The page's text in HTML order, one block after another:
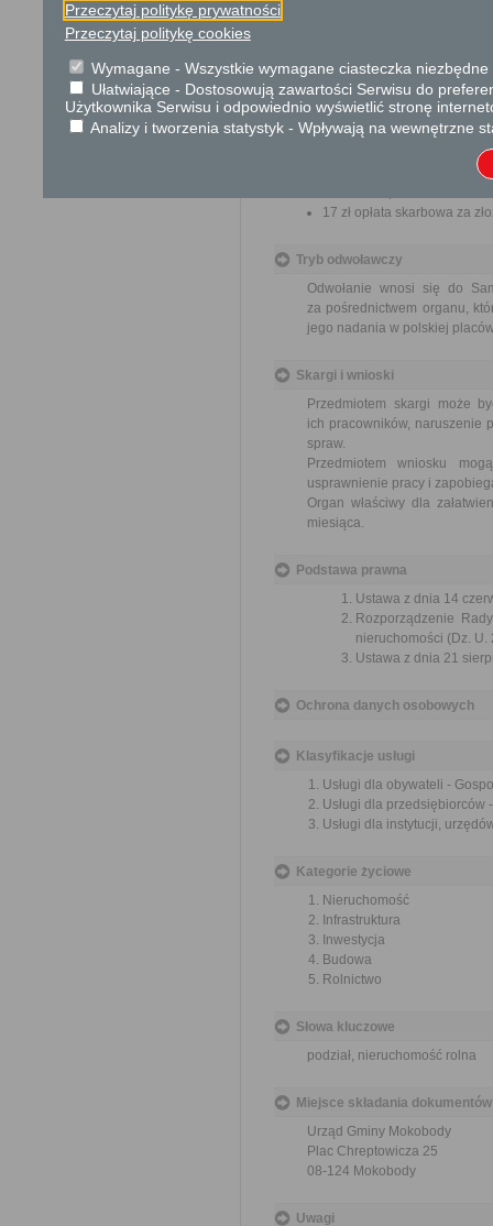
Informacja
Dodatkowe
17 zł opłata skarbowa za
Tryb odwoławczy
Odwołanie wnosi się do
za pośrednictwem organu,
jego nadania w polskiej
Skargi i wnioski
Przedmiotem skargi może
ich pracowników, naruszenie
spraw.
Przedmiotem wniosku
usprawnienie pracy i
Organ właściwy dla
miesiąca.
Podstawa prawna
Ustawa z dnia 14
Rozporządzenie
nieruchomości (Dz. U.
Ustawa z dnia 21
Ochrona danych osobowych
Klasyfikacje usługi
Usługi dla obywateli -
Usługi dla przedsiębiorców
Usługi dla instytucji,
Kategorie życiowe
Nieruchomość
Infrastruktura
Inwestycja
Budowa
Rolnictwo
Słowa kluczowe
podział, nieruchomość rolna
Miejsce składania dokumentów
Urząd Gminy Mokobody
Plac Chreptowicza 25
08-124 Mokobody
Uwagi
Przeczytaj politykę prywatności
Przeczytaj politykę cookies
Wymagane - Wszystkie wymagane ciasteczka
Ułatwiające - Dostosowują zawartości Serwisu do
Użytkownika Serwisu i odpowiednio wyświetlić stronę
Analizy i tworzenia statystyk - Wpływają na wewnętrzne